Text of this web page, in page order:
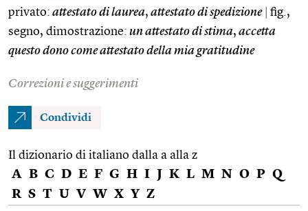
privato: attestato di laurea, attestato di spedizione
fig.,
segno, dimostrazione: un attestato di stima, accetta
questo dono come attestato della mia gratitudine
Correzioni e suggerimenti
Condividi
Il dizionario di italiano dalla a alla z
A B C D E F G H I J K L M N O P Q
R S T U V W X Y Z